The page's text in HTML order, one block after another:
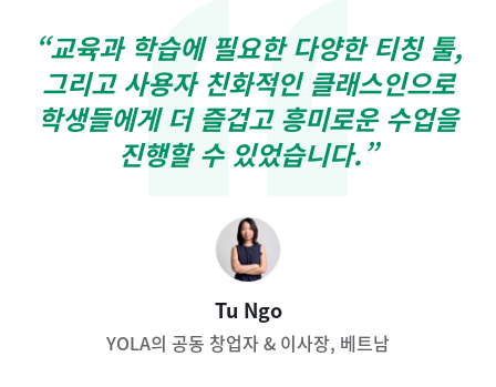
“교육과 학습에 필요한 다양한 티칭 툴,
그리고 사용자 친화적인 클래스인으로
학생들에게 더 즐겁고 흥미로운 수업을
진행할 수 있었습니다.”
Tu Ngo
YOLA의 공동 창업자 & 이사장, 베트남
Aleksandra
Aaron Lennon
Dr. Wang
북경대 경제학 조교수, 중국